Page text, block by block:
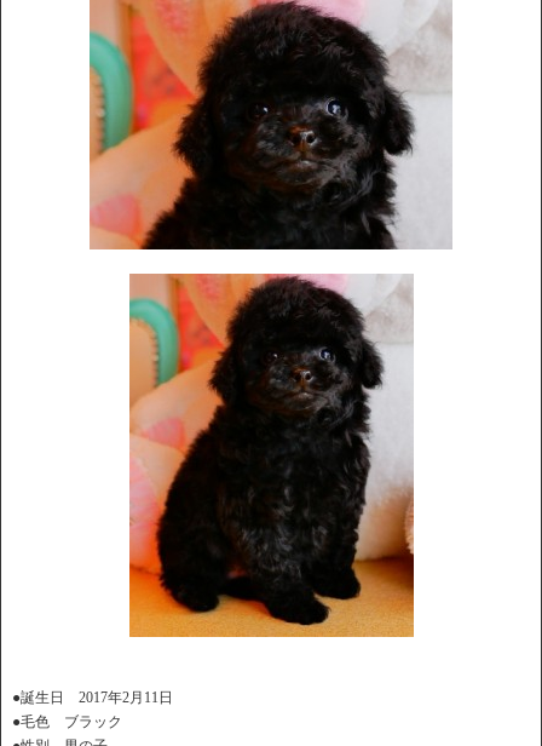
●誕生日 2017年2月11日
●毛色 ブラック